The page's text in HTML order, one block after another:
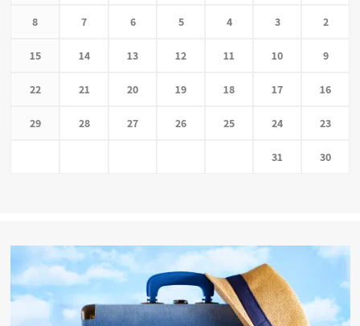
2
3
4
5
6
7
8
9
10
11
12
13
14
15
16
17
18
19
20
21
22
23
24
25
26
27
28
29
30
31